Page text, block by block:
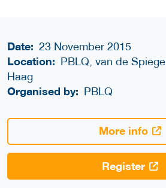
Date: 23 November 2015
Location: PBLQ, van de
Haag
Organised by: PBLQ
More info
Register